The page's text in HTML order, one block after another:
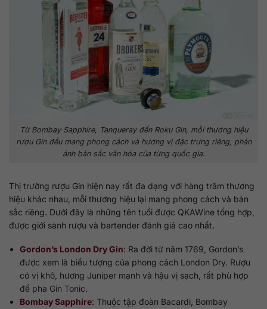
Từ Bombay Sapphire, Tanqueray đến Roku Gin, mỗi thương hiệu
rượu Gin đều mang phong cách và hương vị đặc trưng riêng, phản
ánh bản sắc văn hóa của từng quốc gia.
Thị trường rượu Gin hiện nay rất đa dạng với hàng trăm thương
hiệu khác nhau, mỗi thương hiệu lại mang phong cách và bản
sắc riêng. Dưới đây là những tên tuổi được QKAWine tổng hợp,
được giới sành rượu và bartender đánh giá cao nhất.
Gordon’s London Dry Gin: Ra đời từ năm 1769, Gordon’s
được xem là biểu tượng của phong cách London Dry. Rượu
có vị khô, hương Juniper mạnh và hậu vị sạch, rất phù hợp
để pha Gin Tonic.
Bombay Sapphire: Thuộc tập đoàn Bacardi, Bombay